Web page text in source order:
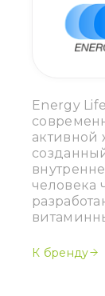
Energy
активной
человека
К бренду